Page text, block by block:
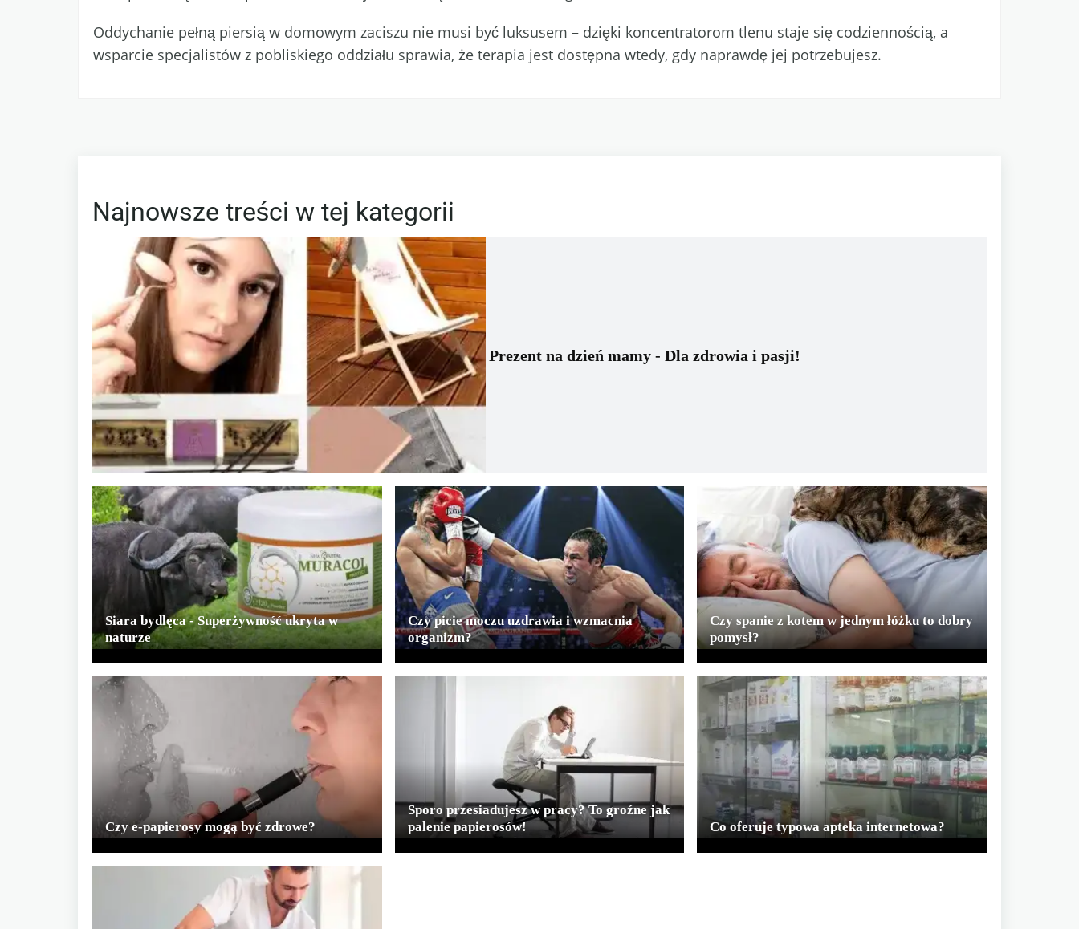
Oddychanie pełną piersią w domowym zaciszu nie musi być luksusem – dzięki koncentratorom tlenu staje się codziennością, a
wsparcie specjalistów z pobliskiego oddziału sprawia, że terapia jest dostępna wtedy, gdy naprawdę jej potrzebujesz.
Najnowsze treści w tej kategorii
Prezent na dzień mamy - Dla zdrowia i pasji!
Siara bydlęca - Superżywność ukryta w
naturze
Czy picie moczu uzdrawia i wzmacnia
organizm?
Czy spanie z kotem w jednym łóżku to dobry
pomysł?
Czy e-papierosy mogą być zdrowe?
Sporo przesiadujesz w pracy? To groźne jak
palenie papierosów!
Co oferuje typowa apteka internetowa?